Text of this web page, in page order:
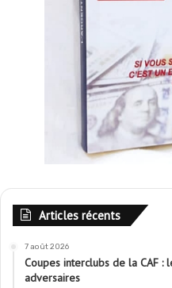
Articles récents
7 août 2026
Coupes interclubs de la CAF
adversaires